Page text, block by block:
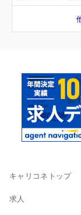
キャリコネトップ
求人